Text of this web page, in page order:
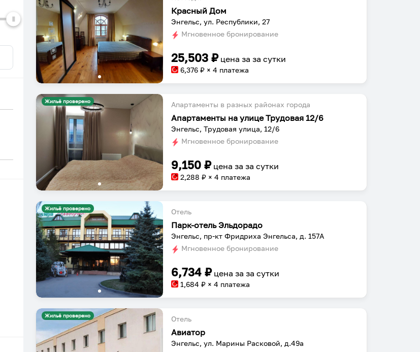
Уникальное
Красный Дом
Энгельс, ул. Республики, 27
Мгновенное бронирование
25,503 ₽ цена заза сутки
6,376 ₽ × 4 платежа
Жильё проверено Апартаменты в разных районах города
Апартаменты на улице Трудовая 12/6
Энгельс, Трудовая улица, 12/6
Мгновенное бронирование
9,150 ₽ цена заза сутки
2,288 ₽ × 4 платежа
Жильё проверено Отель
Парк-отель Эльдорадо
Энгельс, пр-кт Фридриха Энгельса, д. 157А
Мгновенное бронирование
6,734 ₽ цена заза сутки
1,684 ₽ × 4 платежа
Жильё проверено Отель
Авиатор
Энгельс, ул. Марины Расковой, д.49a